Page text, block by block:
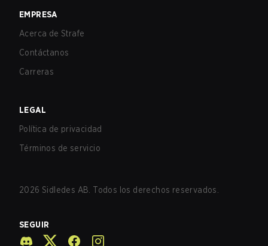
EMPRESA
Acerca de Strafe
Contáctanos
Carreras
LEGAL
Política de privacidad
Términos de servicio
2026 Sidledes AB. Todos los derechos reservados.
SEGUIR